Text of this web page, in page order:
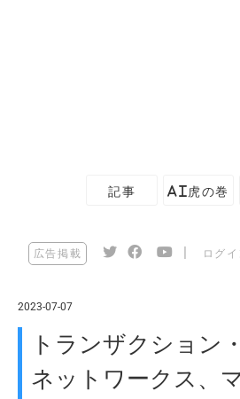
記事 AI虎の巻
広告掲載 ログイ
2023-07-07
トランザクション
ネットワークス、